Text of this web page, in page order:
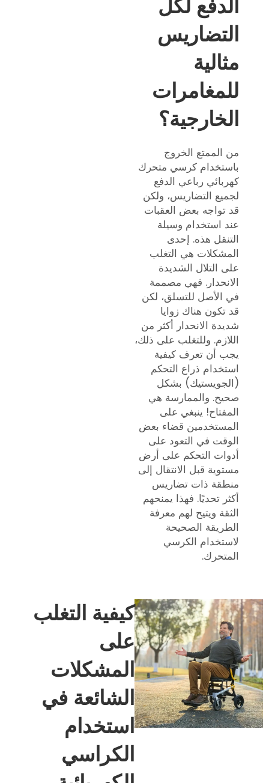
الدفع لكل
التضاريس
مثالية
للمغامرات
الخارجية؟
من الممتع الخروج
باستخدام كرسي متحرك
كهربائي رباعي الدفع
لجميع التضاريس، ولكن
قد تواجه بعض العقبات
عند استخدام وسيلة
التنقل هذه. إحدى
المشكلات هي التغلب
على التلال الشديدة
الانحدار. فهي مصممة
في الأصل للتسلق، لكن
قد تكون هناك زوايا
شديدة الانحدار أكثر من
اللازم. وللتغلب على ذلك،
يجب أن تعرف كيفية
استخدام ذراع التحكم
(الجويستيك) بشكل
صحيح. والممارسة هي
المفتاح! ينبغي على
المستخدمين قضاء بعض
الوقت في التعود على
أدوات التحكم على أرض
مستوية قبل الانتقال إلى
منطقة ذات تضاريس
أكثر تحديًا. فهذا يمنحهم
الثقة ويتيح لهم معرفة
الطريقة الصحيحة
لاستخدام الكرسي
المتحرك.
كيفية التغلب
على
المشكلات
الشائعة في
استخدام
الكراسي